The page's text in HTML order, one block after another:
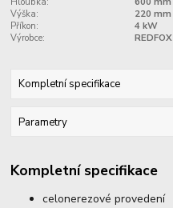
Výška:
220 mm
Příkon:
4 kW
Výrobce:
REDFOX
Kompletní specifikace
Parametry
Kompletní specifikace
celonerezové provedení